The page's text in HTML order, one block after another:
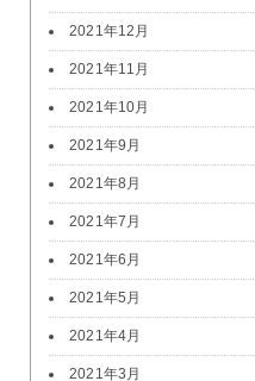
2021年12月
2021年11月
2021年10月
2021年9月
2021年8月
2021年7月
2021年6月
2021年5月
2021年4月
2021年3月